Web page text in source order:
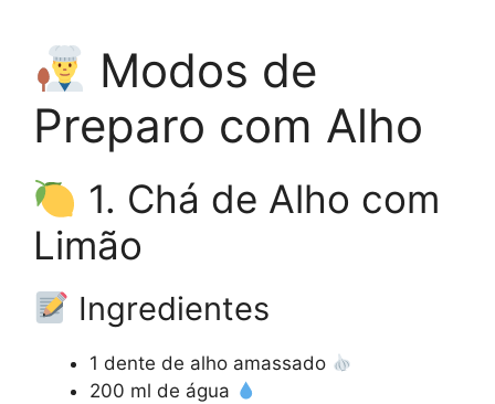
Modos de
Preparo com Alho
1. Chá de Alho com
Limão
Ingredientes
1 dente de alho amassado
200 ml de água